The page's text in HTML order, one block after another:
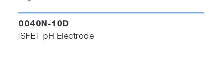
0040N-10D
ISFET pH Electrode